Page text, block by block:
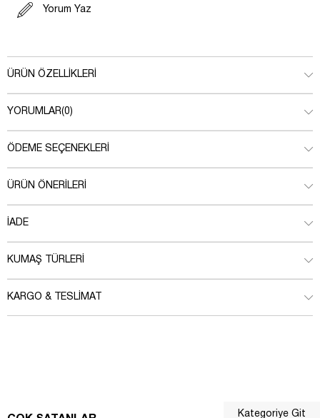
Yorum Yaz
ÜRÜN ÖZELLIKLERI
YORUMLAR(0)
ÖDEME SEÇENEKLERI
ÜRÜN ÖNERILERI
İADE
KUMAŞ TÜRLERI
KARGO & TESLIMAT
Kategoriye Git